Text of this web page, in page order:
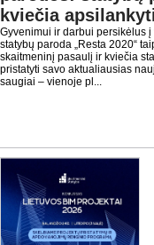
kviečia
Gyvenimui ir darbui persikėlus
statybų paroda „Resta 2020“
skaitmeninį pasaulį ir kviečia
pristatyti savo aktualiausias
saugiai – vienoje pl...